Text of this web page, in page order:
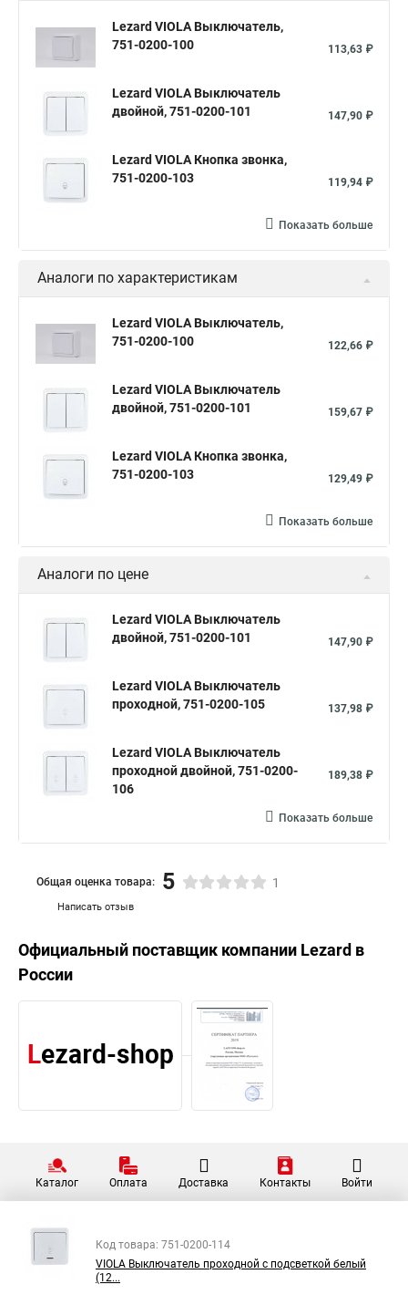
Lezard VIOLA Выключатель,
751-0200-100
113,63 ₽
Lezard VIOLA Выключатель
двойной, 751-0200-101
147,90 ₽
Lezard VIOLA Кнопка звонка,
751-0200-103
119,94 ₽
Показать больше
Аналоги по характеристикам
Lezard VIOLA Выключатель,
751-0200-100
122,66 ₽
Lezard VIOLA Выключатель
двойной, 751-0200-101
159,67 ₽
Lezard VIOLA Кнопка звонка,
751-0200-103
129,49 ₽
Показать больше
Аналоги по цене
Lezard VIOLA Выключатель
двойной, 751-0200-101
147,90 ₽
Lezard VIOLA Выключатель
проходной, 751-0200-105
137,98 ₽
Lezard VIOLA Выключатель
проходной двойной, 751-0200-
106
189,38 ₽
Показать больше
Написать отзыв
Общая оценка товара: 5 1
Официальный поставщик компании Lezard в
России
Каталог Оплата Доставка Контакты Войти
Код товара: 751-0200-114
VIOLA Выключатель проходной с подсветкой белый
(12...